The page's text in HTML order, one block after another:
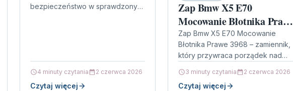
bezpieczeństwo w sprawdzonym
4 minuty czytania 2 czerwca 2026
Czytaj więcej
Zap Bmw X5 E70
Mocowanie Błotnika Prawe
3968
Zap Bmw X5 E70 Mocowanie
Błotnika Prawe 3968 – zamiennik,
który przywraca porządek nad
E70, wie, jak ważne…
3 minuty czytania 2 czerwca 2026
Czytaj więcej